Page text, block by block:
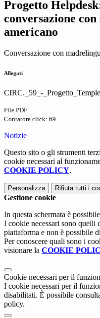
Progetto
conversazione
americano
Conversazione con
Allegati
CIRC._59_-
File PDF
Contatore click: 69
Notizie
Questo sito o gli strumenti
cookie necessari al
COOKIE POLICY.
Personalizza Rifiuta tutti i
Gestione cookie
In questa schermata è
I cookie necessari sono quelli
piattaforma e non è possibile
Per conoscere quali sono i
visionare la COOKIE
Cookie necessari per il
I cookie necessari per il
disabilitati. È possibile
policy.